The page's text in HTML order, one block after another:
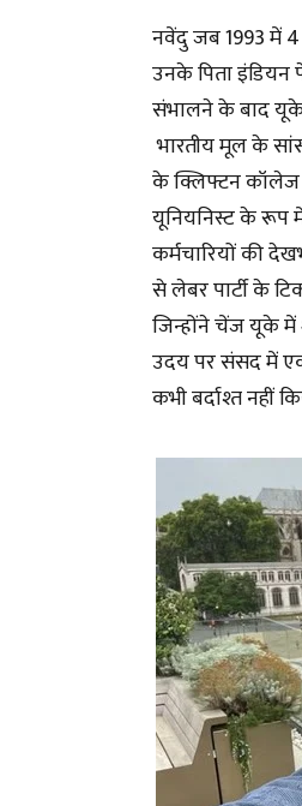
नवेंदु जब 1993 में
उनके पिता इंडियन
संभालने के बाद
भारतीय मूल के
के क्लिफ्टन कॉलेज में
यूनियनिस्ट के रूप
कर्मचारियों की
से लेबर पार्टी के
जिन्होंने चेंज यूके में
उदय पर संसद में
कभी बर्दाश्त नहीं